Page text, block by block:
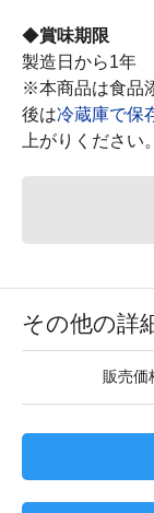
◆賞味期限
製造日から1年
※本商品は食品
後は冷蔵庫で保
上がりください。
その他の詳
販売価